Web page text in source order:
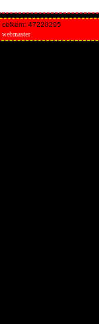
celkem: 47220295
webmaster